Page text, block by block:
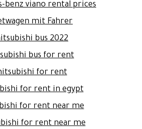
benz viano rental prices
mit Fahrer
bus 2022
bus for rent
for rent
for rent in egypt
for rent near me
for rent near me\